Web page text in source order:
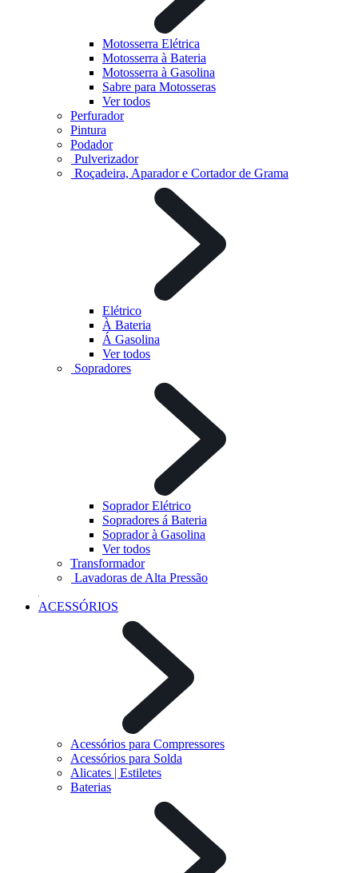
Motosserra Elétrica
Motosserra à Bateria
Motosserra à Gasolina
Sabre para Motosseras
Ver todos
Perfurador
Pintura
Podador
Pulverizador
Roçadeira, Aparador e Cortador de Grama
Elétrico
À Bateria
Á Gasolina
Ver todos
Sopradores
Soprador Elétrico
Sopradores á Bateria
Soprador à Gasolina
Ver todos
Transformador
Lavadoras de Alta Pressão
ACESSÓRIOS
Acessórios para Compressores
Acessórios para Solda
Alicates | Estiletes
Baterias